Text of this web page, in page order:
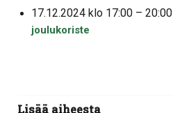
17.12.2024 klo 17:00 – 20:00
joulukoriste
Lisää aiheesta